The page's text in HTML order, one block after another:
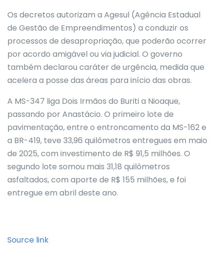
Os decretos autorizam a Agesul (Agência Estadual
de Gestão de Empreendimentos) a conduzir os
processos de desapropriação, que poderão ocorrer
por acordo amigável ou via judicial. O governo
também declarou caráter de urgência, medida que
acelera a posse das áreas para início das obras.
A MS-347 liga Dois Irmãos do Buriti a Nioaque,
passando por Anastácio. O primeiro lote de
pavimentação, entre o entroncamento da MS-162 e
a BR-419, teve 33,96 quilômetros entregues em maio
de 2025, com investimento de R$ 91,5 milhões. O
segundo lote somou mais 31,18 quilômetros
asfaltados, com aporte de R$ 155 milhões, e foi
entregue em abril deste ano.
Source link